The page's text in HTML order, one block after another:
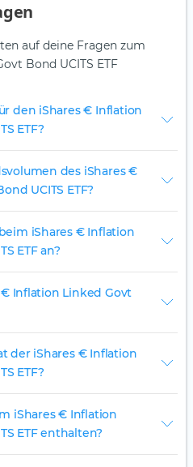
auf deine Fragen zum
Bond UCITS ETF
den iShares € Inflation
ETF?
des iShares €
UCITS ETF?
iShares € Inflation
ETF an?
Inflation Linked Govt
der iShares € Inflation
ETF?
iShares € Inflation
ETF enthalten?